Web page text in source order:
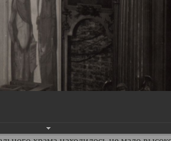
с отраженными в ней архитектурными
школы церковного зодчества.
и богатство собора, вполне
из многочисленных культовых
колоннами ионического стиля, с
изящным фронтоном и множеством
ценность. В
предметами церковной утвари
ансамбль декоративного
своих посетителей. В